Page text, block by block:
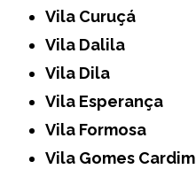
Vila Curuçá
Vila Dalila
Vila Dila
Vila Esperança
Vila Formosa
Vila Gomes Cardim